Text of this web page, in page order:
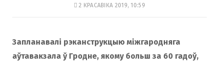
2 КРАСАВІКА 2019, 10:59
Запланавалі рэканструкцыю міжгародняга
аўтавакзала ў Гродне, якому больш за 60 гадоў,